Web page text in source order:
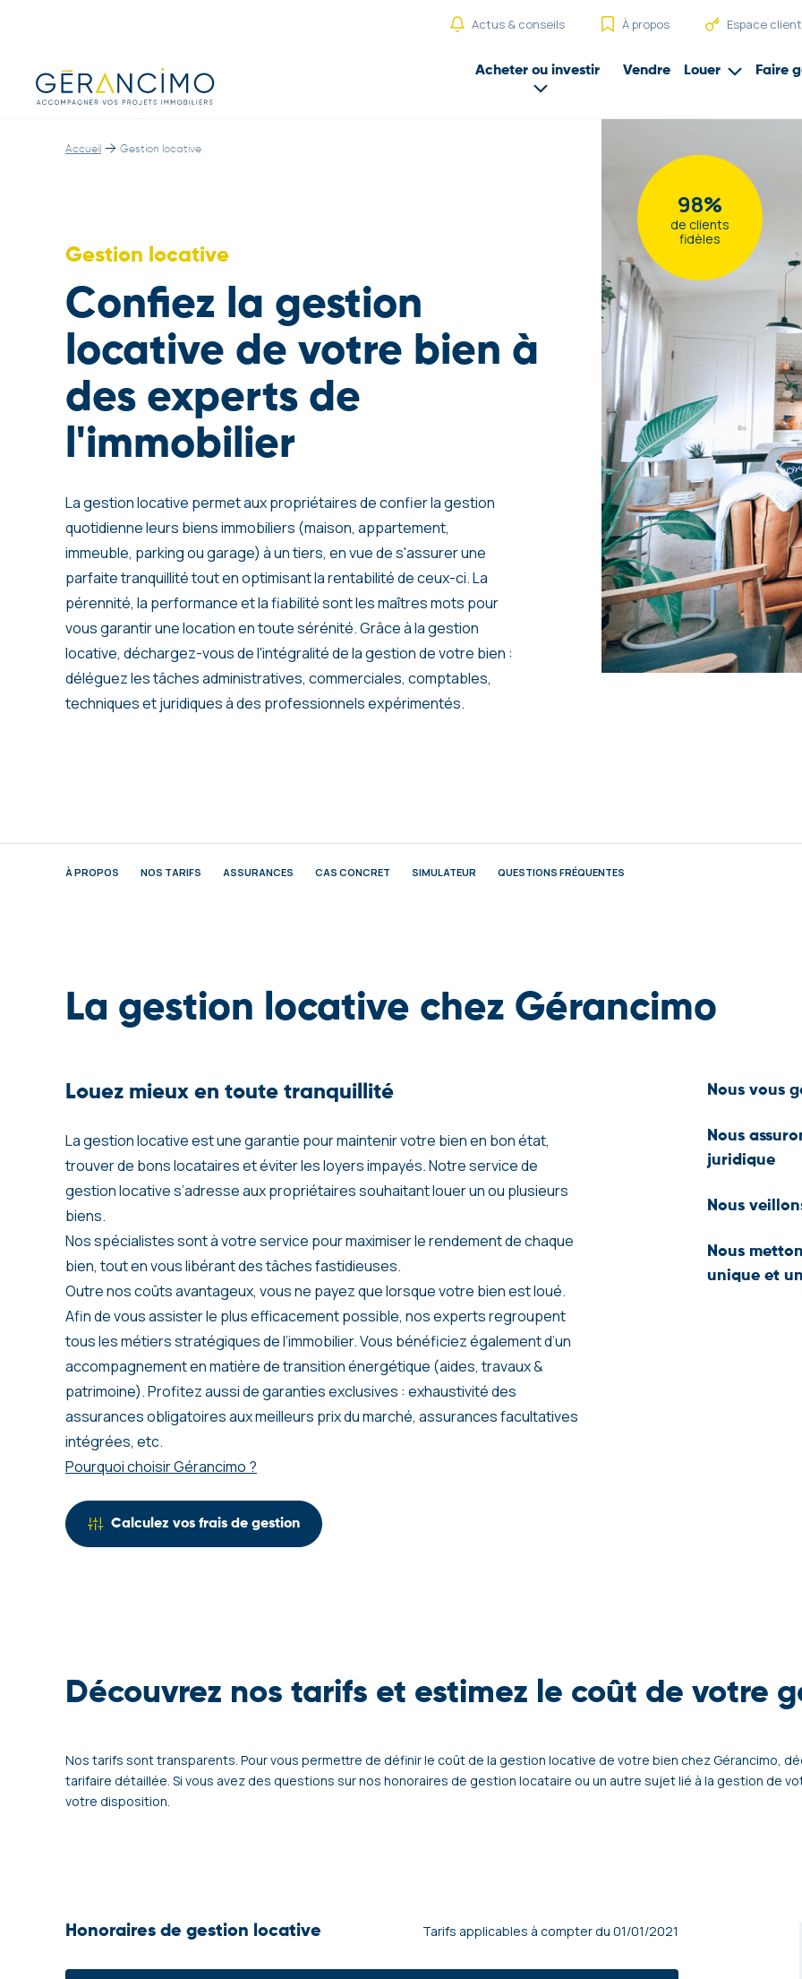
Actus & conseils À propos Espace client
Acheter ou investir Vendre Louer Faire
98%
de clients
fidèles
Accueil → Gestion locative
Gestion locative
Confiez la gestion
locative de votre bien à
des experts de
l'immobilier
La gestion locative permet aux propriétaires de confier la gestion
quotidienne leurs biens immobiliers (maison, appartement,
immeuble, parking ou garage) à un tiers, en vue de s'assurer une
parfaite tranquillité tout en optimisant la rentabilité de ceux-ci. La
pérennité, la performance et la fiabilité sont les maîtres mots pour
vous garantir une location en toute sérénité. Grâce à la gestion
locative, déchargez-vous de l'intégralité de la gestion de votre bien :
déléguez les tâches administratives, commerciales, comptables,
techniques et juridiques à des professionnels expérimentés.
À PROPOS NOS TARIFS ASSURANCES CAS CONCRET SIMULATEUR QUESTIONS FRÉQUENTES
La gestion locative chez Gérancimo
Louez mieux en toute tranquillité
La gestion locative est une garantie pour maintenir votre bien en bon état,
trouver de bons locataires et éviter les loyers impayés. Notre service de
gestion locative s’adresse aux propriétaires souhaitant louer un ou plusieurs
biens.
Nos spécialistes sont à votre service pour maximiser le rendement de chaque
bien, tout en vous libérant des tâches fastidieuses.
Outre nos coûts avantageux, vous ne payez que lorsque votre bien est loué.
Afin de vous assister le plus efficacement possible, nos experts regroupent
tous les métiers stratégiques de l’immobilier. Vous bénéficiez également d’un
accompagnement en matière de transition énergétique (aides, travaux &
patrimoine). Profitez aussi de garanties exclusives : exhaustivité des
assurances obligatoires aux meilleurs prix du marché, assurances facultatives
intégrées, etc.
Pourquoi choisir Gérancimo ?
Calculez vos frais de gestion
Nous vous
Trouver le bon
analysons leur
notre
qui vous assure
Nous
juridique
En contact
en heure.
Nous
Les
locataire lui-
garantissons
Nous
unique et
Découvrez nos tarifs et estimez le coût de votre
Nos tarifs sont transparents. Pour vous permettre de définir le coût de la gestion locative de votre bien chez Gérancimo,
tarifaire détaillée. Si vous avez des questions sur nos honoraires de gestion locataire ou un autre sujet lié à la gestion de
votre disposition.
Honoraires de gestion locative Tarifs applicables à compter du 01/01/2021